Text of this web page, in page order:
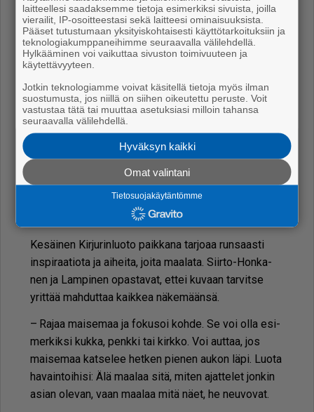
Akvarellitöitä voi tehdä monella
tyylillä: suurin pensselinvedoin tai
yksityiskohtaisesti.
Ke­säi­nen Kir­ju­rin­luo­to paik­ka­na tar­jo­aa run­saas­ti
ins­pi­raa­ti­o­ta ja ai­hei­ta, joi­ta maa­la­ta. Siir­to-Hon­ka­
nen ja Lam­pi­nen opas­ta­vat, et­tei ku­vaan tar­vit­se
yrit­tää mah­dut­taa kaik­kea nä­ke­mään­sä.
– Ra­jaa mai­se­maa ja fo­ku­soi koh­de. Se voi ol­la esi­
mer­kik­si kuk­ka, penk­ki tai kirk­ko. Voi aut­taa, jos
mai­se­maa kat­se­lee het­ken pie­nen au­kon läpi. Luo­ta
ha­vain­toi­hi­si: Älä maa­laa sitä, mi­ten ajat­te­let jon­kin
asi­an ole­van, vaan maa­laa mitä näet, he neu­vo­vat.
laitteellesi saadaksemme tietoja esimerkiksi sivuista, joilla
vierailit, IP-osoitteestasi sekä laitteesi ominaisuuksista.
Pääset tutustumaan yksityiskohtaisesti käyttötarkoituksiin ja
teknologiakumppaneihimme seuraavalla välilehdellä.
Hylkääminen voi vaikuttaa sivuston toimivuuteen ja
käytettävyyteen.
Jotkin teknologiamme voivat käsitellä tietoja myös ilman
suostumusta, jos niillä on siihen oikeutettu peruste. Voit
vastustaa tätä tai muuttaa asetuksiasi milloin tahansa
seuraavalla välilehdellä.
Hyväksyn kaikki
Omat valintani
Tietosuojakäytäntömme